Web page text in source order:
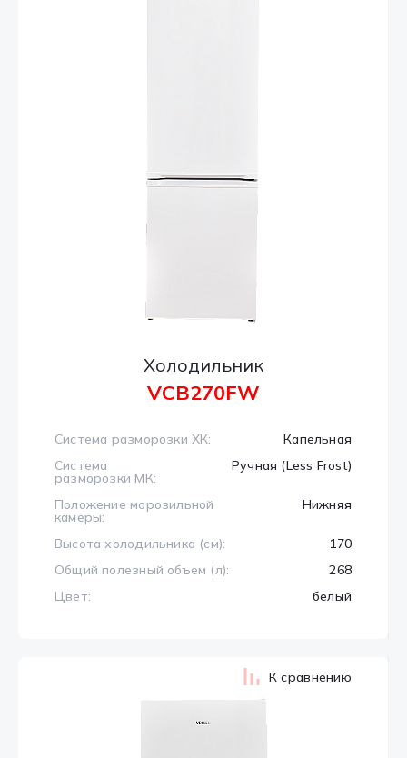
Холодильник
VCB270FW
Система разморозки ХК:
Капельная
Система
разморозки МК:
Ручная (Less Frost)
Положение морозильной
камеры:
Нижняя
Высота холодильника (см):
170
Общий полезный объем (л):
268
Цвет:
белый
К сравнению